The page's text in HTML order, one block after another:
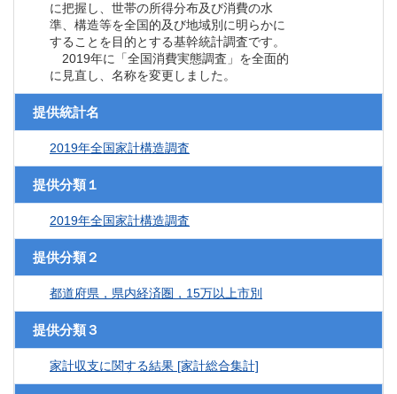
に把握し、世帯の所得分布及び消費の水
準、構造等を全国的及び地域別に明らかに
することを目的とする基幹統計調査です。
2019年に「全国消費実態調査」を全面的
に見直し、名称を変更しました。
提供統計名
2019年全国家計構造調査
提供分類１
2019年全国家計構造調査
提供分類２
都道府県，県内経済圏，15万以上市別
提供分類３
家計収支に関する結果 [家計総合集計]